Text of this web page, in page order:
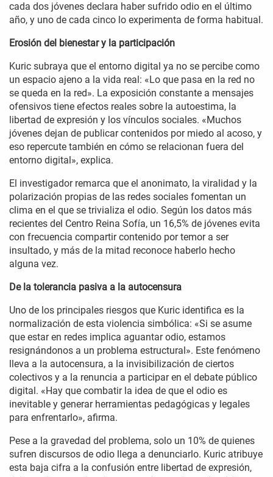
cada dos jóvenes declara haber sufrido odio en el último
año, y uno de cada cinco lo experimenta de forma habitual.
Erosión del bienestar y la participación
Kuric subraya que el entorno digital ya no se percibe como
un espacio ajeno a la vida real: «Lo que pasa en la red no
se queda en la red». La exposición constante a mensajes
ofensivos tiene efectos reales sobre la autoestima, la
libertad de expresión y los vínculos sociales. «Muchos
jóvenes dejan de publicar contenidos por miedo al acoso, y
eso repercute también en cómo se relacionan fuera del
entorno digital», explica.
El investigador remarca que el anonimato, la viralidad y la
polarización propias de las redes sociales fomentan un
clima en el que se trivializa el odio. Según los datos más
recientes del Centro Reina Sofía, un 16,5% de jóvenes evita
con frecuencia compartir contenido por temor a ser
insultado, y más de la mitad reconoce haberlo hecho
alguna vez.
De la tolerancia pasiva a la autocensura
Uno de los principales riesgos que Kuric identifica es la
normalización de esta violencia simbólica: «Si se asume
que estar en redes implica aguantar odio, estamos
resignándonos a un problema estructural». Este fenómeno
lleva a la autocensura, a la invisibilización de ciertos
colectivos y a la renuncia a participar en el debate público
digital. «Hay que combatir la idea de que el odio es
inevitable y generar herramientas pedagógicas y legales
para enfrentarlo», afirma.
Pese a la gravedad del problema, solo un 10% de quienes
sufren discursos de odio llega a denunciarlo. Kuric atribuye
esta baja cifra a la confusión entre libertad de expresión,